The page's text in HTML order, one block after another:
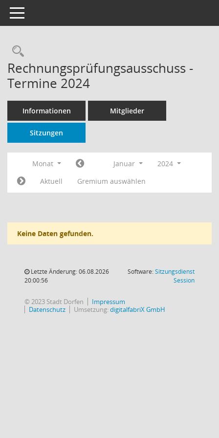
Toggle navigation
Rechercheauswahl
Rechnungsprüfungsausschuss -
Termine 2024
Informationen Mitglieder
Sitzungen
Monat Januar
2024
Aktuell
Gremium auswählen
Keine Daten gefunden.
Letzte Änderung: 06.08.2026
20:00:56
Software:Sitzungsdienst
Session(Wird in
© 2023 Stadt Dorfen
Impressum
Datenschutz
Umsetzung:digitalfabriX GmbH